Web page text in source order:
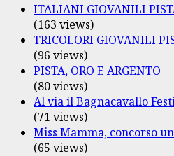
ITALIANI GIOVANILI
(163 views)
TRICOLORI GIOVANILI
(96 views)
PISTA, ORO E ARGENTO
(80 views)
Al via il Bagnacavallo
(71 views)
Miss Mamma, concorso
(65 views)